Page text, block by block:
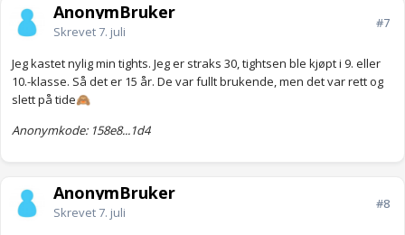
AnonymBruker
Skrevet7. juli
#7
Jeg kastet nylig min tights. Jeg er straks 30, tightsen ble kjøpt i 9. eller
10.-klasse. Så det er 15 år. De var fullt brukende, men det var rett og
slett på tide🙈
Anonymkode: 158e8...1d4
AnonymBruker
Skrevet7. juli
#8